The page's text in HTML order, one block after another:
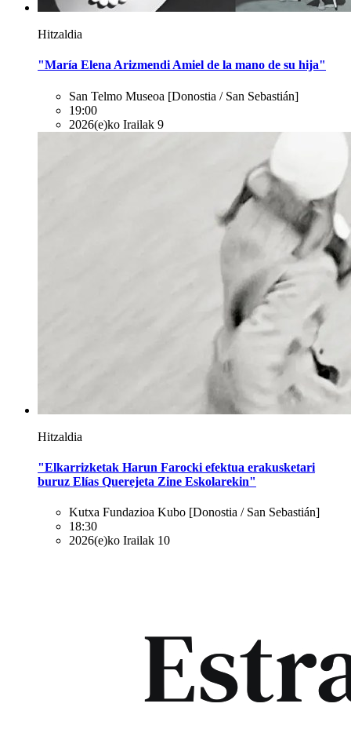
Hitzaldia
"María Elena Arizmendi Amiel de la mano de su hija"
San Telmo Museoa [Donostia / San Sebastián]
19:00
2026(e)ko Irailak 9
Hitzaldia
"Elkarrizketak Harun Farocki efektua erakusketari
buruz Elías Querejeta Zine Eskolarekin"
Kutxa Fundazioa Kubo [Donostia / San Sebastián]
18:30
2026(e)ko Irailak 10